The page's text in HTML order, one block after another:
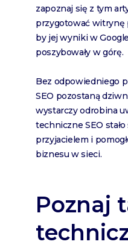
zapoznaj się z tym
przygotować witrynę
by jej wyniki w
poszybowały w górę.
Bez odpowiedniego
SEO pozostaną
wystarczy odrobina
techniczne SEO
przyjacielem i
biznesu w sieci.
Poznaj